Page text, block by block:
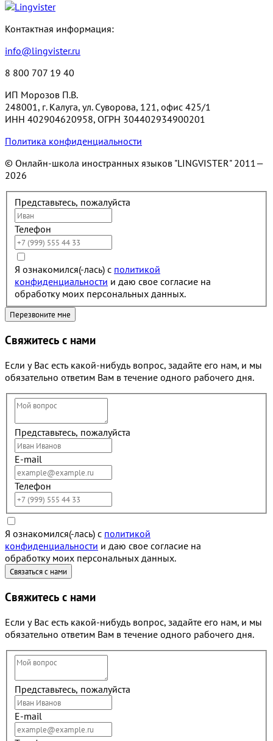
Контактная информация:
info@lingvister.ru
8 800 707 19 40
ИП Морозов П.В.
248001, г. Калуга, ул. Суворова, 121, офис 425/1
ИНН 402904620958, ОГРН 304402934900201
Политика конфиденциальности
© Онлайн-школа иностранных языков "LINGVISTER" 2011—
2026
Представьтесь, пожалуйста
Телефон
Я ознакомился(-лась) с политикой
конфиденциальности и даю свое согласие на
обработку моих персональных данных.
Свяжитесь с нами
Если у Вас есть какой-нибудь вопрос, задайте его нам, и мы
обязательно ответим Вам в течение одного рабочего дня.
Представьтесь, пожалуйста
E-mail
Телефон
Я ознакомился(-лась) с политикой
конфиденциальности и даю свое согласие на
обработку моих персональных данных.
Свяжитесь с нами
Если у Вас есть какой-нибудь вопрос, задайте его нам, и мы
обязательно ответим Вам в течение одного рабочего дня.
Представьтесь, пожалуйста
E-mail